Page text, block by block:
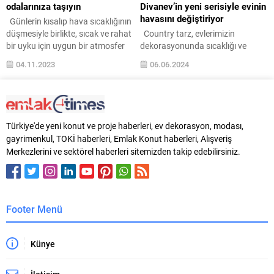
odalarınıza taşıyın
Günlerin kısalıp hava sıcaklığının
düşmesiyle birlikte, sıcak ve rahat
bir uyku için uygun bir atmosfer
yaratma zamanı olan sonbahar
mevsimi geldi. Türkiye’nin rahat
sonbaharın gelmesiyle birlikte
yeni ürün koleksiyonuyla
deneyimi sunmaya hazırlanıyor.
Son teknoloji kullanılarak üretilen
ergonomik yatak tasarımları, şık...
04.11.2023
Divanev’in yeni serisiyle evinin
havasını değiştiriyor
Country tarz, evlerimizin
dekorasyonunda sıcaklığı ve
rahatlığı hissettirerek ferah ve
kullanışlı mekanlar yaratmayı
sizlerle… Son yıllarda
dekorasyonda klasik country
tarzına modern bir yorum getiren
trendler ön plana çıkıyor. Siz de
evinizde sıcak ve samimi bir...
06.06.2024
Türkiye'de yeni konut ve proje haberleri, ev dekorasyon, modası,
gayrimenkul, TOKİ haberleri, Emlak Konut haberleri, Alışveriş
Merkezlerini ve sektörel haberleri sitemizden takip edebilirsiniz.
Footer Menü
Künye